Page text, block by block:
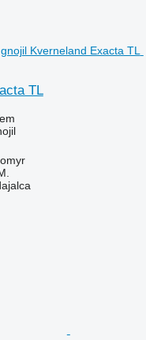
TL